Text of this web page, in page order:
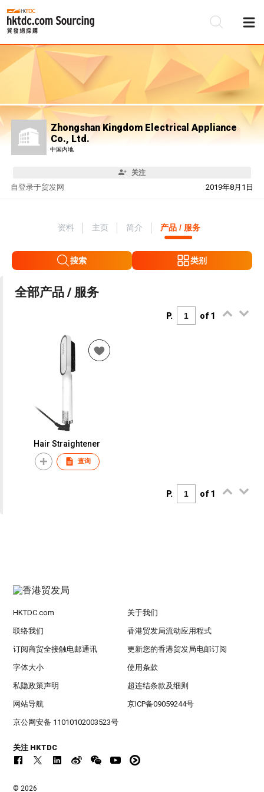
Zhongshan Kingdom Electrical Appliance
Co., Ltd.
中国内地
关注
自 2019年8月1日
登录于贸发网
资料 主页 简介 产品 / 服务
搜索 类别
全部产品 / 服务
P. of 1
Hair Straightener
查询
P. of 1
HKTDC.com 关于我们
联络我们 香港贸发局流动应用程式
订阅商贸全接触电邮通讯 更新您的香港贸发局电邮订阅
字体大小 使用条款
私隐政策声明 超连结条款及细则
网站导航 京ICP备09059244号
京公网安备 11010102003523号
关注 HKTDC
© 2026